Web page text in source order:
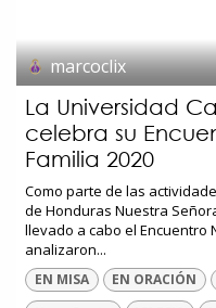
marcoclix
La Universidad
celebra su
Familia 2020
Como parte de las
de Honduras Nuestra
llevado a cabo el Encuentro
analizaron...
EN MISA EN ORACIÓN